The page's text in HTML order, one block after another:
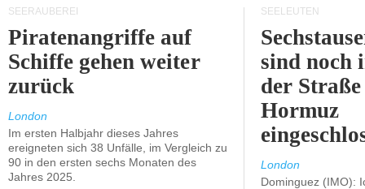
SEERÄUBEREI
Piratenangriffe auf
Schiffe gehen weiter
zurück
London
Im ersten Halbjahr dieses Jahres
ereigneten sich 38 Unfälle, im Vergleich zu
90 in den ersten sechs Monaten des
Jahres 2025.
SEELEUTEN
sind noch
der
Hormuz
London
Dominguez (IMO):